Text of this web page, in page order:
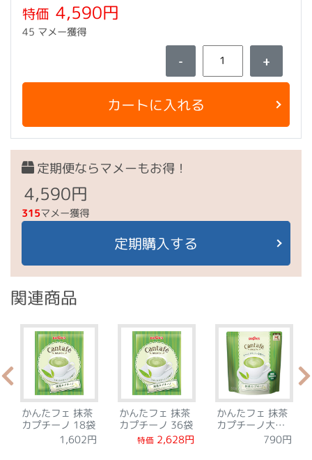
特価 4,590円
45 マメー獲得
- +
カートに入れる
定期便ならマメーもお得！
4,590円
315マメー獲得
定期購入する
関連商品
かんたフェ 抹茶
カプチーノ 18袋
1,602円
かんたフェ 抹茶
カプチーノ 36袋
特価 2,628円
かんたフェ 抹茶
カプチーノ大袋
790円